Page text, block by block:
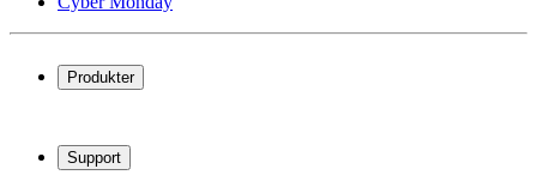
Produkter
Vinreoler
Vinmøbler
Support